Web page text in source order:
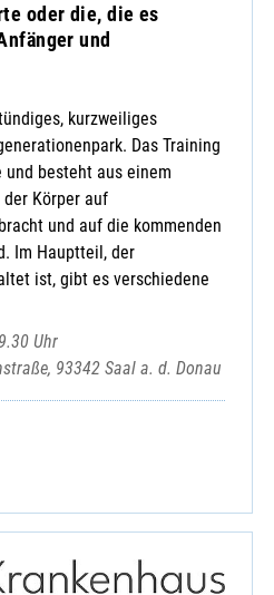
oder die, die es
und
kurzweiliges
Das Training
besteht aus einem
Körper auf
und auf die kommenden
Im Hauptteil, der
ist, gibt es verschiedene
Uhr
93342 Saal a. d. Donau